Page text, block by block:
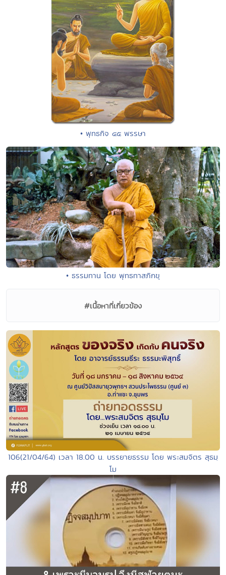
• พุทธกิจ ๔๕ พรรษา
• ธรรมทาน โดย พุทธทาสภิกขุ
#เนื้อหาที่เกี่ยวข้อง
106(21/04/64) เวลา 18.00 น. บรรยายธรรม โดย พระสมจิตร สุธมฺ
โม